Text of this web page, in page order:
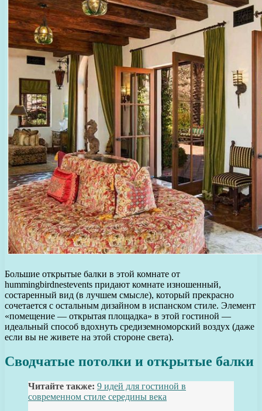
Большие открытые балки в этой комнате от
hummingbirdnestevents придают комнате изношенный,
состаренный вид (в лучшем смысле), который прекрасно
сочетается с остальным дизайном в испанском стиле. Элемент
«помещение — открытая площадка» в этой гостиной —
идеальный способ вдохнуть средиземноморский воздух (даже
если вы не живете на этой стороне света).
Сводчатые потолки и открытые балки
Читайте также: 9 идей для гостиной в
современном стиле середины века